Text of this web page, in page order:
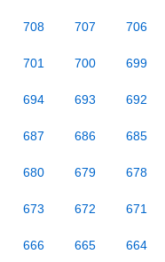
708 707 706
701 700 699
694 693 692
687 686 685
680 679 678
673 672 671
666 665 664